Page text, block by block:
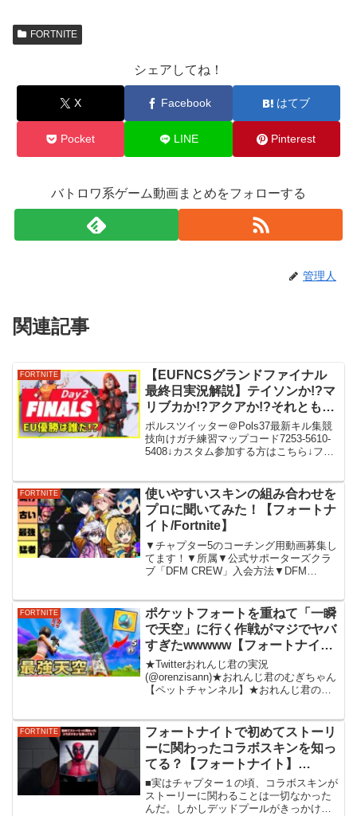
FORTNITE
シェアしてね！
X Facebook はてブ
Pocket LINE Pinterest
バトロワ系ゲーム動画まとめをフォローする
管理人
関連記事
FORTNITE
【EUFNCSグランドファイナル
最終日実況解説】テイソンか!?マ
リブカか!?アクアか!?それとも…:
途中で寝落ちするかも…【フォー
トナイト】
ポルスツイッター＠Pols37最新キル集競
技向けガチ練習マップコード7253‐5610‐
5408↓カスタム参加する方はこちら↓フォ
登録＆高評価お願いします❤️⭐️tw...
FORTNITE
使いやすいスキンの組み合わせを
プロに聞いてみた！【フォートナ
イト/Fortnite】
▼チャプター5のコーチング用動画募集し
てます！▼所属▼公式サポーターズクラ
ブ「DFM CREW」入会方法▼DFM
====================...
FORTNITE
ポケットフォートを重ねて「一瞬
で天空」に行く作戦がマジでヤバ
すぎたwwwww【フォートナイ
ト】
★Twitterおれんじ君の実況
(@orenzisann)★おれんじ君のむぎちゃん
【ペットチャンネル】★おれんじ君の部
らマジで神回すぎた★★世界初!!「一歩も
歩かず」ビ...
FORTNITE
フォートナイトで初めてストーリ
ーに関わったコラボスキンを知っ
てる？【フォートナイト】
#shorts
■実はチャプター１の頃、コラボスキンが
ストーリーに関わることは一切なかった
んだ。しかしデッドプールがきっかけで